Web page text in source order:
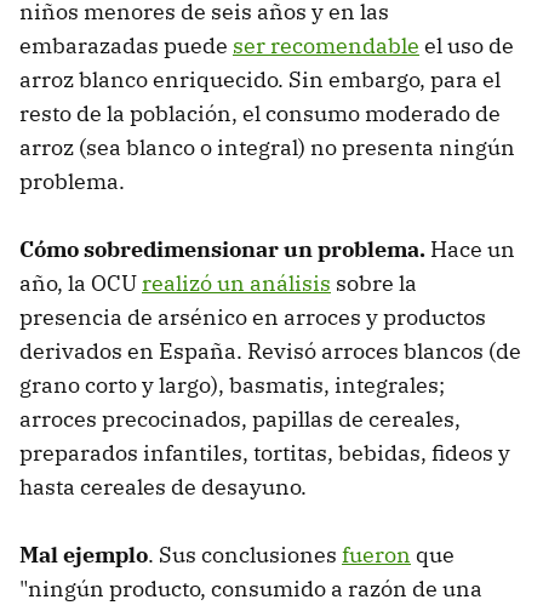
niños menores de seis años y en las
embarazadas puede ser recomendable el uso de
arroz blanco enriquecido. Sin embargo, para el
resto de la población, el consumo moderado de
arroz (sea blanco o integral) no presenta ningún
problema.
Cómo sobredimensionar un problema. Hace un
año, la OCUrealizó un análisis sobre la
presencia de arsénico en arroces y productos
derivados en España. Revisó arroces blancos (de
grano corto y largo), basmatis, integrales;
arroces precocinados, papillas de cereales,
preparados infantiles, tortitas, bebidas, fideos y
hasta cereales de desayuno.
Mal ejemplo. Sus conclusiones fueron que
"ningún producto, consumido a razón de una